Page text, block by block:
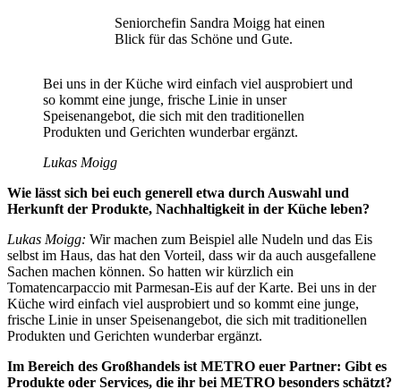
Seniorchefin Sandra Moigg hat einen
Blick für das Schöne und Gute.
Bei uns in der Küche wird einfach viel ausprobiert und
so kommt eine junge, frische Linie in unser
Speisenangebot, die sich mit den traditionellen
Produkten und Gerichten wunderbar ergänzt.
Lukas Moigg
Wie lässt sich bei euch generell etwa durch Auswahl und
Herkunft der Produkte, Nachhaltigkeit in der Küche leben?
Lukas Moigg: Wir machen zum Beispiel alle Nudeln und das Eis
selbst im Haus, das hat den Vorteil, dass wir da auch ausgefallene
Sachen machen können. So hatten wir kürzlich ein
Tomatencarpaccio mit Parmesan-Eis auf der Karte. Bei uns in der
Küche wird einfach viel ausprobiert und so kommt eine junge,
frische Linie in unser Speisenangebot, die sich mit traditionellen
Produkten und Gerichten wunderbar ergänzt.
Im Bereich des Großhandels ist METRO euer Partner: Gibt es
Produkte oder Services, die ihr bei METRO besonders schätzt?